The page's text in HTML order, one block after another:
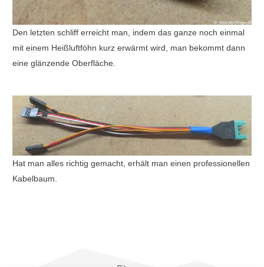
Den letzten schliff erreicht man, indem das ganze noch einmal
mit einem Heißluftföhn kurz erwärmt wird, man bekommt dann
eine glänzende Oberfläche.
Hat man alles richtig gemacht, erhält man einen professionellen
Kabelbaum.